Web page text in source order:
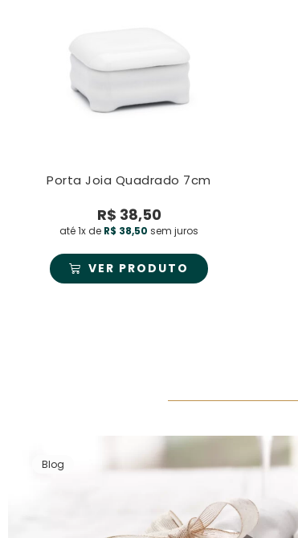
Porta Joia Quadrado 7cm
R$ 38,50
até 1x de R$ 38,50 sem juros
VER PRODUTO
Blog